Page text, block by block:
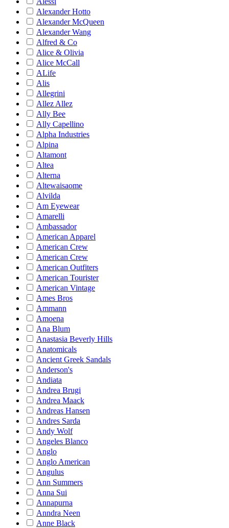
Alexander Hotto
Alexander McQueen
Alexander Wang
Alfred & Co
Alice & Olivia
Alice McCall
ALife
Alis
Allegrini
Allez Allez
Ally Bee
Ally Capellino
Alpha Industries
Alpina
Altamont
Altea
Alterna
Altewaisaome
Alvilda
Am Eyewear
Amarelli
Ambassador
American Apparel
American Crew
American Crew
American Outfiters
American Tourister
American Vintage
Ames Bros
Ammann
Amoena
Ana Blum
Anastasia Beverly Hills
Anatomicals
Ancient Greek Sandals
Anderson's
Andiata
Andrea Brugi
Andrea Maack
Andreas Hansen
Andres Sarda
Andy Wolf
Angeles Blanco
Anglo
Anglo American
Angulus
Ann Summers
Anna Sui
Annapurna
Anndra Neen
Anne Black